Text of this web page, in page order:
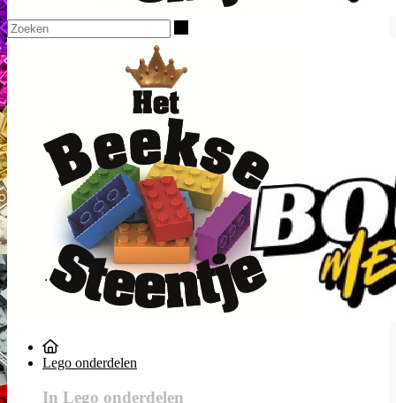
Lego onderdelen
In Lego onderdelen